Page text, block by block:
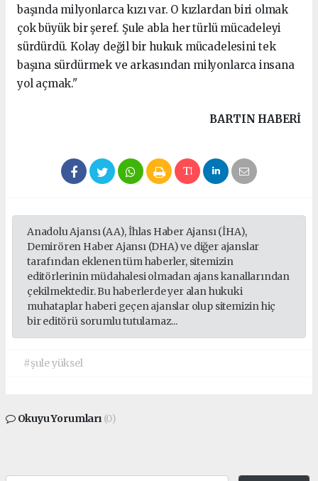
başında milyonlarca kızı var. O kızlardan biri olmak
çok büyük bir şeref. Şule abla her türlü mücadeleyi
sürdürdü. Kolay değil bir hukuk mücadelesini tek
başına sürdürmek ve arkasından milyonlarca insana
yol açmak."
BARTIN HABERİ
Anadolu Ajansı (AA), İhlas Haber Ajansı (İHA),
Demirören Haber Ajansı (DHA) ve diğer ajanslar
tarafından eklenen tüm haberler, sitemizin
editörlerinin müdahalesi olmadan ajans kanallarından
çekilmektedir. Bu haberlerde yer alan hukuki
muhataplar haberi geçen ajanslar olup sitemizin hiç
bir editörü sorumlu tutulamaz...
#şule yüksel
Okuyu Yorumları (0)